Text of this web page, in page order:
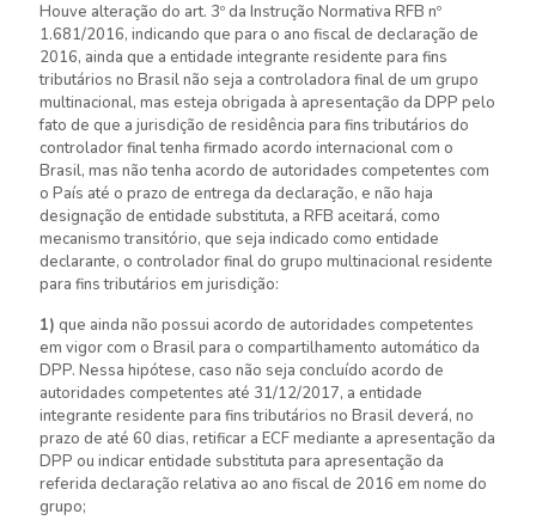
Houve alteração do art. 3º da Instrução Normativa RFB nº
1.681/2016, indicando que para o ano fiscal de declaração de
2016, ainda que a entidade integrante residente para fins
tributários no Brasil não seja a controladora final de um grupo
multinacional, mas esteja obrigada à apresentação da DPP pelo
fato de que a jurisdição de residência para fins tributários do
controlador final tenha firmado acordo internacional com o
Brasil, mas não tenha acordo de autoridades competentes com
o País até o prazo de entrega da declaração, e não haja
designação de entidade substituta, a RFB aceitará, como
mecanismo transitório, que seja indicado como entidade
declarante, o controlador final do grupo multinacional residente
para fins tributários em jurisdição:
1) que ainda não possui acordo de autoridades competentes
em vigor com o Brasil para o compartilhamento automático da
DPP. Nessa hipótese, caso não seja concluído acordo de
autoridades competentes até 31/12/2017, a entidade
integrante residente para fins tributários no Brasil deverá, no
prazo de até 60 dias, retificar a ECF mediante a apresentação da
DPP ou indicar entidade substituta para apresentação da
referida declaração relativa ao ano fiscal de 2016 em nome do
grupo;